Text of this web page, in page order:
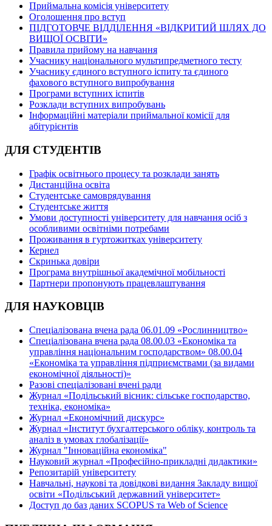
Приймальна комісія університету
Оголошення про вступ
ПІДГОТОВЧЕ ВІДДІЛЕННЯ «ВІДКРИТИЙ ШЛЯХ ДО
ВИЩОЇ ОСВІТИ»
Правила прийому на навчання
Учаснику національного мультипредметного тесту
Учаснику єдиного вступного іспиту та єдиного
фахового вступного випробування
Програми вступних іспитів
Розклади вступних випробувань
Інформаційні матеріали приймальної комісії для
абітурієнтів
ДЛЯ СТУДЕНТІВ
Графік освітнього процесу та розклади занять
Дистанційна освіта
Студентське самоврядування
Студентське життя
Умови доступності університету для навчання осіб з
особливими освітніми потребами
Проживання в гуртожитках університету
Кернел
Скринька довіри
Програма внутрішньої академічної мобільності
Партнери пропонують працевлаштування
ДЛЯ НАУКОВЦІВ
Спеціалізована вчена рада 06.01.09 «Рослинництво»
Спеціалізована вчена рада 08.00.03 «Економіка та
управління національним господарством» 08.00.04
«Економіка та управління підприємствами (за видами
економічної діяльності)»
Разові спеціалізовані вчені ради
Журнал «Подільський вісник: сільське господарство,
техніка, економіка»
Журнал «Економічний дискурс»
Журнал «Інститут бухгалтерського обліку, контроль та
аналіз в умовах глобалізації»
Журнал "Інноваційна економіка"
Науковий журнал «Професійно-прикладні дидактики»
Репозитарій університету
Навчальні, наукові та довідкові видання Закладу вищої
освіти «Подільський державний університет»
Доступ до баз даних SCOPUS та Web of Science